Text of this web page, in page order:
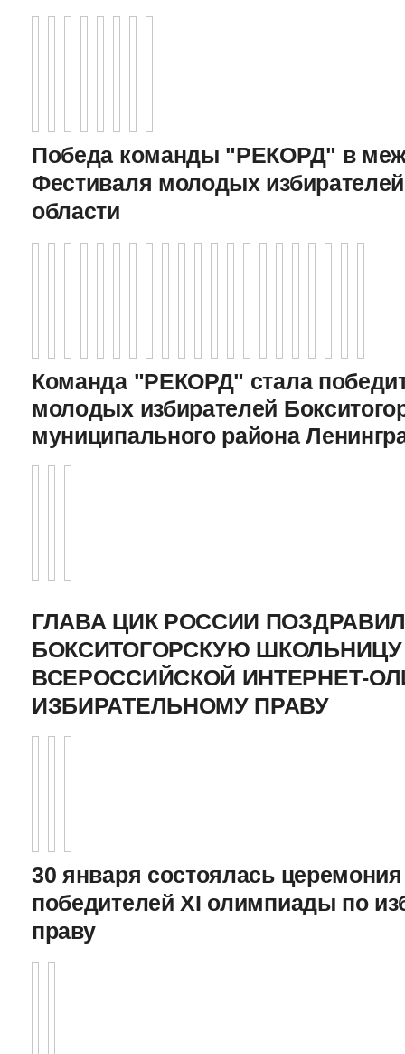
Победа команды "РЕКОРД" в
Фестиваля молодых
области
Команда "РЕКОРД" стала
молодых избирателей
муниципального района
ГЛАВА ЦИК РОССИИ
БОКСИТОГОРСКУЮ
ВСЕРОССИЙСКОЙ ИНТЕРНЕТ-
ИЗБИРАТЕЛЬНОМУ ПРАВУ
30 января состоялась
победителей XI олимпиады по
праву